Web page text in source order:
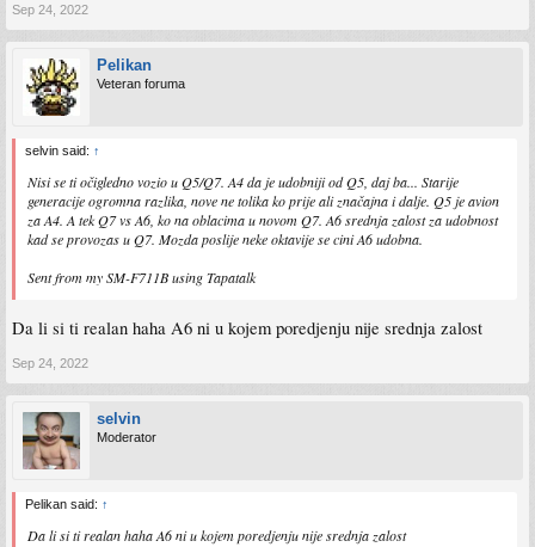
Sep 24, 2022
Pelikan
Veteran foruma
selvin said: ↑
Nisi se ti očigledno vozio u Q5/Q7. A4 da je udobniji od Q5, daj ba... Starije
generacije ogromna razlika, nove ne tolika ko prije ali značajna i dalje. Q5 je avion
za A4. A tek Q7 vs A6, ko na oblacima u novom Q7. A6 srednja zalost za udobnost
kad se provozas u Q7. Mozda poslije neke oktavije se cini A6 udobna.
Sent from my SM-F711B using Tapatalk
Da li si ti realan haha A6 ni u kojem poredjenju nije srednja zalost
Sep 24, 2022
selvin
Moderator
Pelikan said: ↑
Da li si ti realan haha A6 ni u kojem poredjenju nije srednja zalost